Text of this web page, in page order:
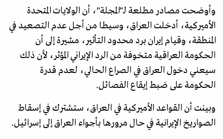
وأوضحت مصادر مطلعة لـ"المجلة"، أن الولايات المتحدة
الأميركية، أدخلت العراق، وسيطا من أجل عدم التصعيد في
المنطقة، وقيام إيران برد محدود التأثير، مشيرة إلى أن
الحكومة العراقية متخوفة من الرد الإيراني المؤثر، لأن ذلك
سيعني دخول العراق في الصراع الحالي، لعدم قدرة
الحكومة على ضبط إيقاع الفصائل.
وبينت أن القواعد الأميركية في العراق، ستشترك في إسقاط
الصواريخ الإيرانية في حال مرورها بأجواء العراق إلى إسرائيل.